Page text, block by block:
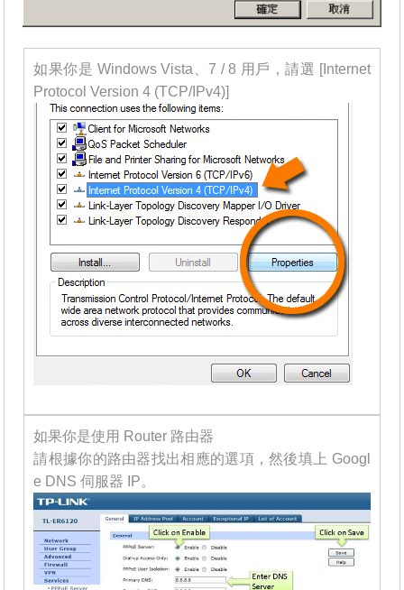
如果你是 Windows Vista、7 / 8 用戶，請選 [Internet
Protocol Version 4 (TCP/IPv4)]
如果你是使用 Router 路由器
請根據你的路由器找出相應的選項，然後填上 Googl
e DNS 伺服器 IP。